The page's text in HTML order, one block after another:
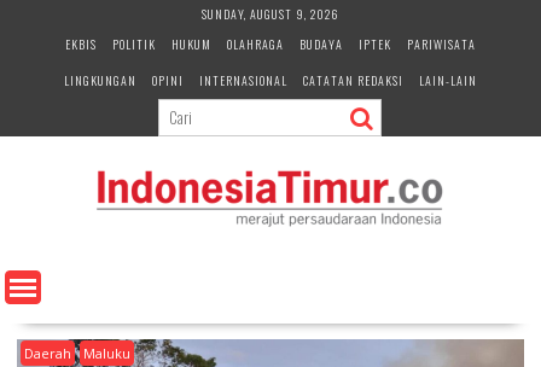
e
n
SUNDAY, AUGUST 9, 2026
EKBIS
POLITIK HUKUM OLAHRAGA BUDAYA IPTEK
PARIWISATA
LINGKUNGAN
OPINI INTERNASIONAL CATATAN REDAKSI LAIN-LAIN
Daerah Maluku